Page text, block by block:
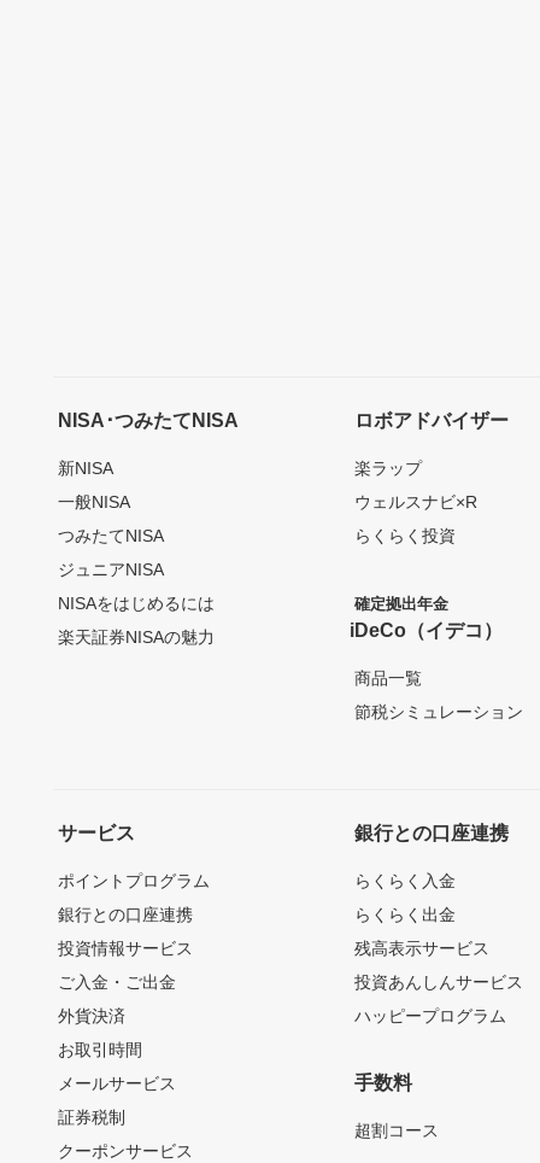
NISA･つみたてNISA
新NISA
一般NISA
つみたてNISA
ジュニアNISA
NISAをはじめるには
楽天証券NISAの魅力
ロボアドバイザー
楽ラップ
ウェルスナビ×R
らくらく投資
確定拠出年金
iDeCo（イデコ）
商品一覧
節税シミュレーション
サービス
ポイントプログラム
銀行との口座連携
投資情報サービス
ご入金・ご出金
外貨決済
お取引時間
メールサービス
証券税制
クーポンサービス
銀行との口座連携
らくらく入金
らくらく出金
残高表示サービス
投資あんしんサービス
ハッピープログラム
手数料
超割コース